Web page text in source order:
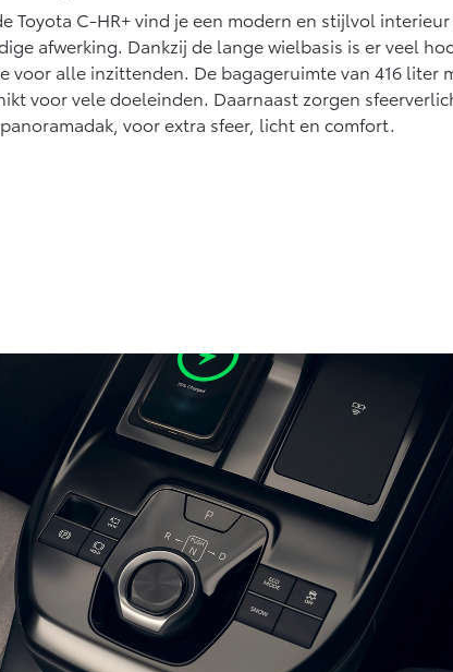
Toyota C-HR+ vind je een modern en stijlvol
afwerking. Dankzij de lange wielbasis is er veel
voor alle inzittenden. De bagageruimte van 416 liter
voor vele doeleinden. Daarnaast zorgen
voor extra sfeer, licht en comfort.